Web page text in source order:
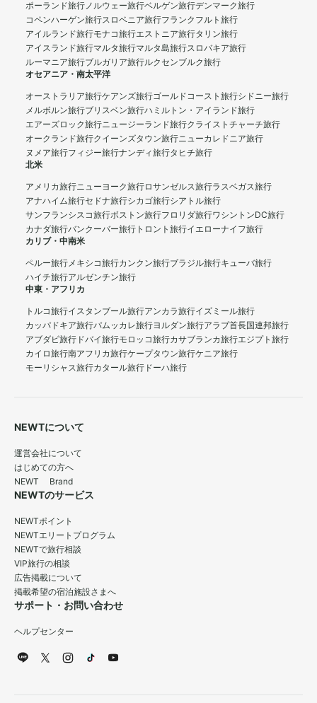
ポーランド旅行ノルウェー旅行ベルゲン旅行デンマーク旅行
コペンハーゲン旅行スロベニア旅行フランクフルト旅行
アイルランド旅行モナコ旅行エストニア旅行タリン旅行
アイスランド旅行マルタ旅行マルタ島旅行スロバキア旅行
ルーマニア旅行ブルガリア旅行ルクセンブルク旅行
オセアニア・南太平洋
オーストラリア旅行ケアンズ旅行ゴールドコースト旅行シドニー旅行
メルボルン旅行ブリスベン旅行ハミルトン・アイランド旅行
エアーズロック旅行ニュージーランド旅行クライストチャーチ旅行
オークランド旅行クイーンズタウン旅行ニューカレドニア旅行
ヌメア旅行フィジー旅行ナンディ旅行タヒチ旅行
北米
アメリカ旅行ニューヨーク旅行ロサンゼルス旅行ラスベガス旅行
アナハイム旅行セドナ旅行シカゴ旅行シアトル旅行
サンフランシスコ旅行ボストン旅行フロリダ旅行ワシントンDC旅行
カナダ旅行バンクーバー旅行 トロント旅行イエローナイフ旅行
カリブ・中南米
ペルー旅行メキシコ旅行カンクン旅行ブラジル旅行キューバ旅行
ハイチ旅行アルゼンチン旅行
中東・アフリカ
トルコ旅行イスタンブール旅行アンカラ旅行イズミール旅行
カッパドキア旅行パムッカレ旅行ヨルダン旅行アラブ首長国連邦旅行
アブダビ旅行 ドバイ旅行モロッコ旅行カサブランカ旅行エジプト旅行
カイロ旅行南アフリカ旅行ケープタウン旅行ケニア旅行
モーリシャス旅行カタール旅行 ドーハ旅行
NEWTについて
運営会社について
はじめての方へ
NEWT Brand
NEWTのサービス
NEWTポイント
NEWTエリートプログラム
NEWTで旅行相談
VIP旅行の相談
広告掲載について
掲載希望の宿泊施設さまへ
サポート・お問い合わせ
ヘルプセンター